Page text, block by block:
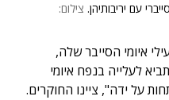
עם יריבותיהן. צילום:
איומי הסייבר שלה,
לעלייה בנפח איומי
על ידה", ציינו החוקרים.